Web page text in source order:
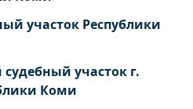
участок Республики
участок г.
Коми